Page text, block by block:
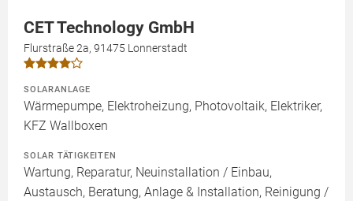
CET Technology GmbH
Flurstraße 2a, 91475 Lonnerstadt
SOLARANLAGE
Wärmepumpe, Elektroheizung, Photovoltaik, Elektriker,
KFZ Wallboxen
SOLAR TÄTIGKEITEN
Wartung, Reparatur, Neuinstallation / Einbau,
Austausch, Beratung, Anlage & Installation, Reinigung /